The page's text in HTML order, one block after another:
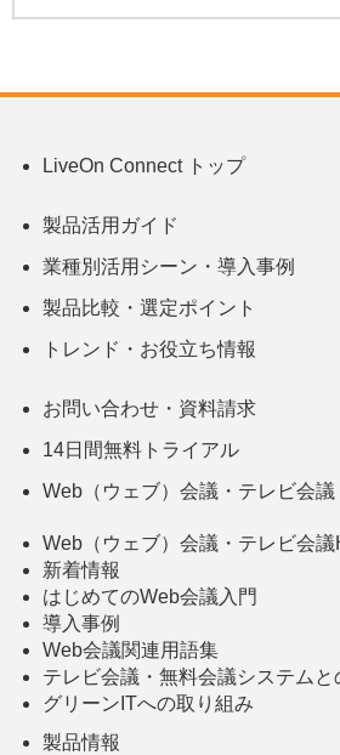
LiveOn Connect トップ
製品活用ガイド
業種別活用シーン・導入事例
製品比較・選定ポイント
トレンド・お役立ち情報
お問い合わせ・資料請求
14日間無料トライアル
Web（ウェブ）会議・テレビ会議
Web（ウェブ）会議・テレビ会議
新着情報
はじめてのWeb会議入門
導入事例
Web会議関連用語集
テレビ会議・無料会議システムと
グリーンITへの取り組み
製品情報